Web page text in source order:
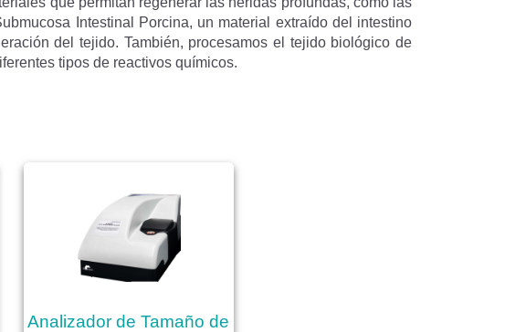
Intestinal Porcina, un material extraído del intestino
del tejido. También, procesamos el tejido biológico de
tipos de reactivos químicos.
Analizador de Tamaño de